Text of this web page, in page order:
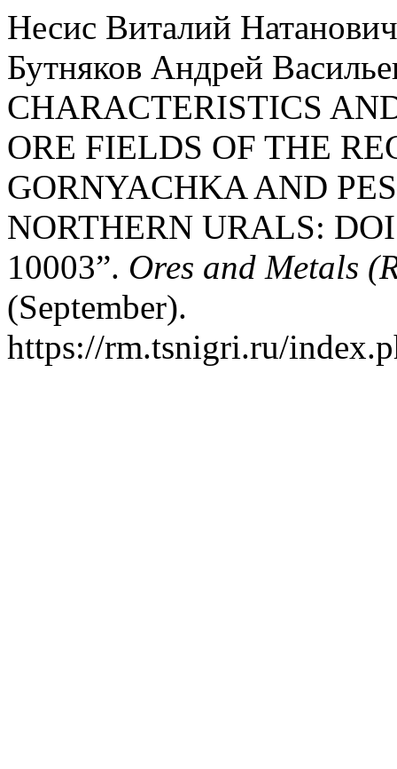
Несис Виталий
Бутняков Андрей
CHARACTERISTICS
ORE FIELDS OF THE
GORNYACHKA AND
NORTHERN URALS:
10003”. Ores and Metals
(September).
https://rm.tsnigri.ru/